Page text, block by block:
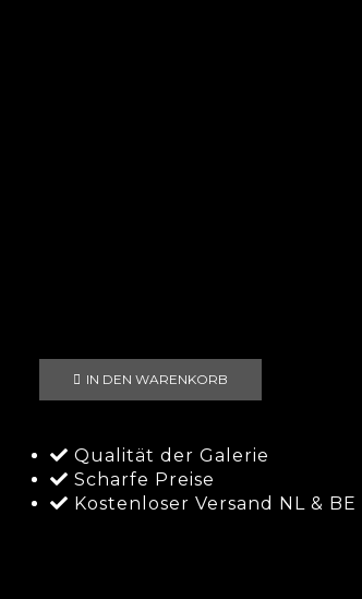
IN DEN WARENKORB
Qualität der Galerie
Scharfe Preise
Kostenloser Versand NL & BE